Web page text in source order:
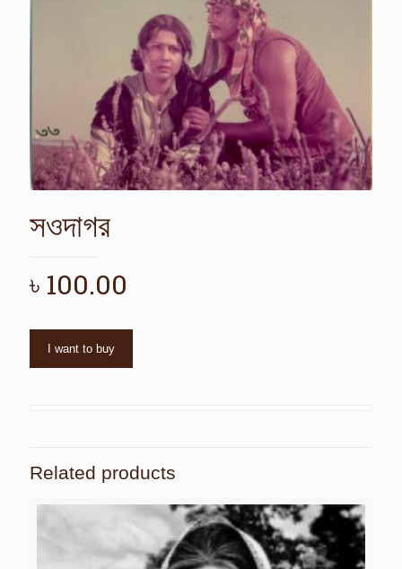
সওদাগর
৳ 100.00
I want to buy
Related products